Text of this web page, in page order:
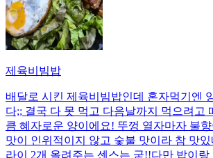
제육비빔밥
배달로 시킨 제육비빔밥인데 혼자먹기엔
다;; 결국 다 못 먹고 다음날까지 먹으려고
큼 혜자로운 양이에요! 뚜껑 열자마자 불향
맛이 인위적이지 않고 숯불 맛이라 참 맛
라이 2개 올려주는 센스는 굳!! ​다만 밥이